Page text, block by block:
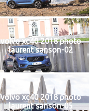
volvo xc40 2018 photo
laurent sanson-02
volvo xc40 2018 photo
laurent sanson-05